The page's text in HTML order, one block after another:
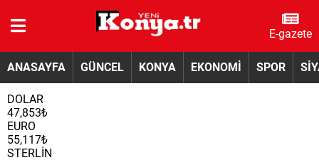
E-gazete
ANASAYFA GÜNCEL KONYA EKONOMİ SPOR
DOLAR
47,853₺
EURO
55,117₺
STERLİN